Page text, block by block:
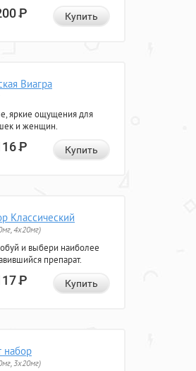
Р Купить
Виагра
яркие ощущения для
и женщин.
Р Купить
Классический
4x20мг)
и выбери наиболее
препарат.
Р Купить
набор
3x20мг)